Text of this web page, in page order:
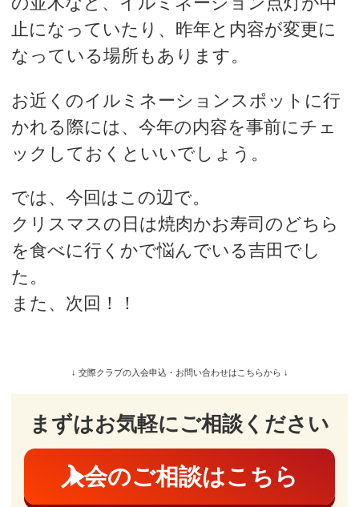
止になっていたり、昨年と内容が変更に
なっている場所もあります。
お近くのイルミネーションスポットに行
かれる際には、今年の内容を事前にチェ
ックしておくといいでしょう。
では、今回はこの辺で。
クリスマスの日は焼肉かお寿司のどちら
を食べに行くかで悩んでいる吉田でし
た。
また、次回！！
↓ 交際クラブの入会申込・お問い合わせはこちらから ↓
まずはお気軽にご相談ください
入会のご相談はこちら